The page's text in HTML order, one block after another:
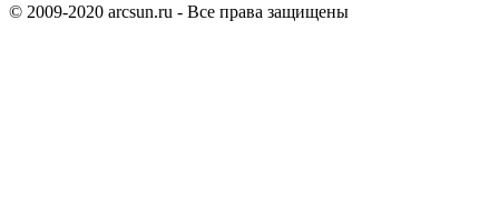
© 2009-2020 arcsun.ru - Все права защищены